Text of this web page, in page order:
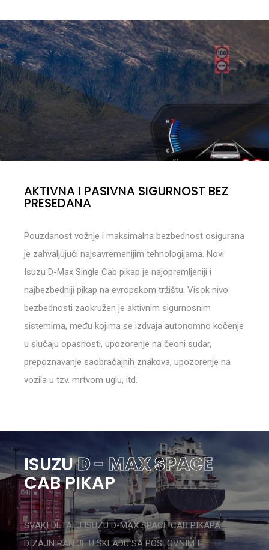
AKTIVNA I PASIVNA SIGURNOST BEZ
PRESEDANA
Pouzdanost vožnje i maksimalna bezbednost osigurana
je zahvaljujući najsavremenijim tehnologijama. Novi
Isuzu D-Max Single Cab pikap je najopremljeniji i
najbezbedniji pikap na evropskom tržištu. Visok nivo
bezbednosti zaokružen je aktivnim sigurnosnim
sistemima, među kojima se izdvaja autonomno kočenje
u slučaju opasnosti, upozorenje na čeoni sudar,
prepoznavanje saobraćajnih znakova, upozorenje na
vozila u tzv. mrtvom uglu, itd.
ISUZUD - MAX SPACE
CAB PIKAP
SVAKI DETALJ ISUZU D-MAX SPACE CAB PIKAPA
DIZAJNIRAN JE U SKLADU SA POSLOVNIM I